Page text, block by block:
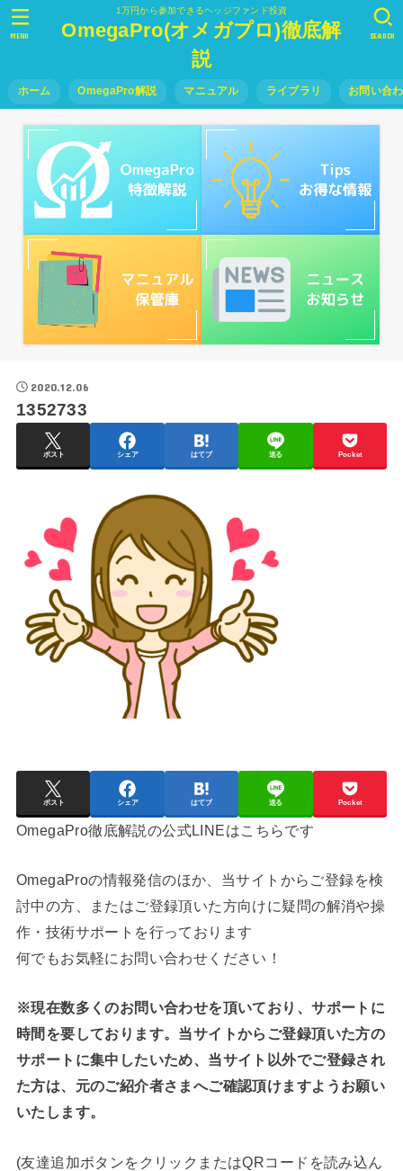
1万円から参加できるヘッジファンド投資
OmegaPro(オメガプロ)徹底解
説
ホーム OmegaPro解説 マニュアル ライブラリ お問い合
SEARCH
MENU
2020.12.06
1352733
ポスト シェア はてブ 送る Pocket
ポスト シェア はてブ 送る Pocket
OmegaPro徹底解説の公式LINEはこちらです
OmegaProの情報発信のほか、当サイトからご登録を検
討中の方、またはご登録頂いた方向けに疑問の解消や操
作・技術サポートを行っております
何でもお気軽にお問い合わせください！
※現在数多くのお問い合わせを頂いており、サポートに
時間を要しております。当サイトからご登録頂いた方の
サポートに集中したいため、当サイト以外でご登録され
た方は、元のご紹介者さまへご確認頂けますようお願い
いたします。
(友達追加ボタンをクリックまたはQRコードを読み込ん